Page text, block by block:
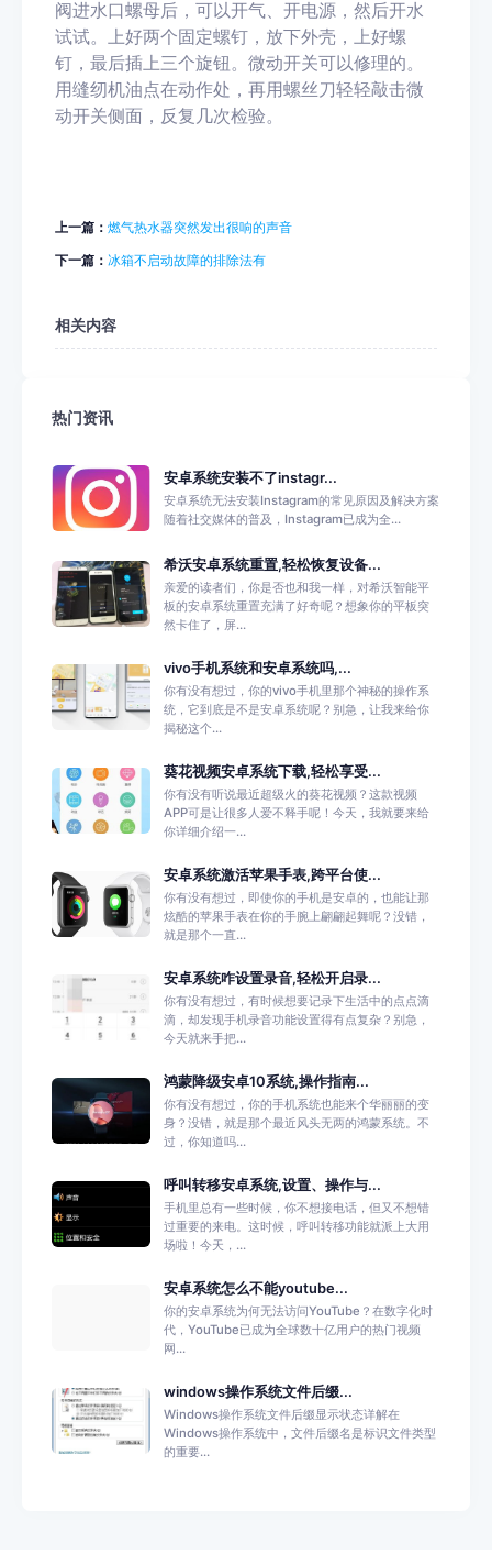
阀进水口螺母后，可以开气、开电源，然后开水
试试。上好两个固定螺钉，放下外壳，上好螺
钉，最后插上三个旋钮。微动开关可以修理的。
用缝纫机油点在动作处，再用螺丝刀轻轻敲击微
动开关侧面，反复几次检验。
上一篇： 燃气热水器突然发出很响的声音
下一篇： 冰箱不启动故障的排除法有
相关内容
热门资讯
安卓系统安装不了instagr...
安卓系统无法安装Instagram的常见原因及解决方案
随着社交媒体的普及，Instagram已成为全...
希沃安卓系统重置,轻松恢复设备...
亲爱的读者们，你是否也和我一样，对希沃智能平
板的安卓系统重置充满了好奇呢？想象你的平板突
然卡住了，屏...
vivo手机系统和安卓系统吗,...
你有没有想过，你的vivo手机里那个神秘的操作系
统，它到底是不是安卓系统呢？别急，让我来给你
揭秘这个...
葵花视频安卓系统下载,轻松享受...
你有没有听说最近超级火的葵花视频？这款视频
APP可是让很多人爱不释手呢！今天，我就要来给
你详细介绍一...
安卓系统激活苹果手表,跨平台使...
你有没有想过，即使你的手机是安卓的，也能让那
炫酷的苹果手表在你的手腕上翩翩起舞呢？没错，
就是那个一直...
安卓系统咋设置录音,轻松开启录...
你有没有想过，有时候想要记录下生活中的点点滴
滴，却发现手机录音功能设置得有点复杂？别急，
今天就来手把...
鸿蒙降级安卓10系统,操作指南...
你有没有想过，你的手机系统也能来个华丽丽的变
身？没错，就是那个最近风头无两的鸿蒙系统。不
过，你知道吗...
呼叫转移安卓系统,设置、操作与...
手机里总有一些时候，你不想接电话，但又不想错
过重要的来电。这时候，呼叫转移功能就派上大用
场啦！今天，...
安卓系统怎么不能youtube...
你的安卓系统为何无法访问YouTube？在数字化时
代，YouTube已成为全球数十亿用户的热门视频
网...
windows操作系统文件后缀...
Windows操作系统文件后缀显示状态详解在
Windows操作系统中，文件后缀名是标识文件类型
的重要...